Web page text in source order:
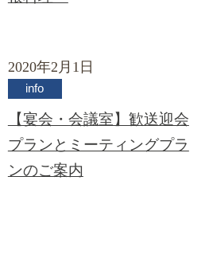
2020年2月1日
info
【宴会・会議室】歓送迎会
プランとミーティングプラ
ンのご案内